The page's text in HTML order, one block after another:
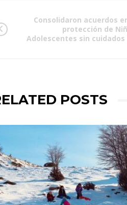
Consolidaron acuerdos
protección de
Adolescentes sin
POSTS